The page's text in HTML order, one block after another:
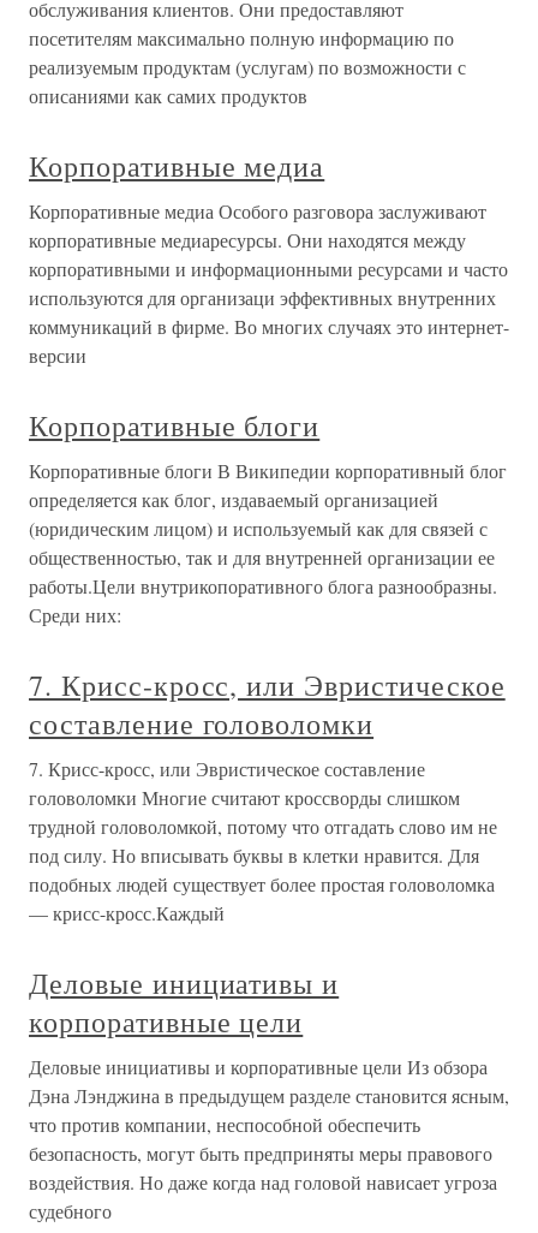
обслуживания клиентов. Они предоставляют
посетителям максимально полную информацию по
реализуемым продуктам (услугам) по возможности с
описаниями как самих продуктов
Корпоративные медиа
Корпоративные медиа Особого разговора заслуживают
корпоративные медиаресурсы. Они находятся между
корпоративными и информационными ресурсами и часто
используются для организаци эффективных внутренних
коммуникаций в фирме. Во многих случаях это интернет-
версии
Корпоративные блоги
Корпоративные блоги В Википедии корпоративный блог
определяется как блог, издаваемый организацией
(юридическим лицом) и используемый как для связей с
общественностью, так и для внутренней организации ее
работы.Цели внутрикопоративного блога разнообразны.
Среди них:
7. Крисс-кросс, или Эвристическое
составление головоломки
7. Крисс-кросс, или Эвристическое составление
головоломки Многие считают кроссворды слишком
трудной головоломкой, потому что отгадать слово им не
под силу. Но вписывать буквы в клетки нравится. Для
подобных людей существует более простая головоломка
— крисс-кросс.Каждый
Деловые инициативы и
корпоративные цели
Деловые инициативы и корпоративные цели Из обзора
Дэна Лэнджина в предыдущем разделе становится ясным,
что против компании, неспособной обеспечить
безопасность, могут быть предприняты меры правового
воздействия. Но даже когда над головой нависает угроза
судебного